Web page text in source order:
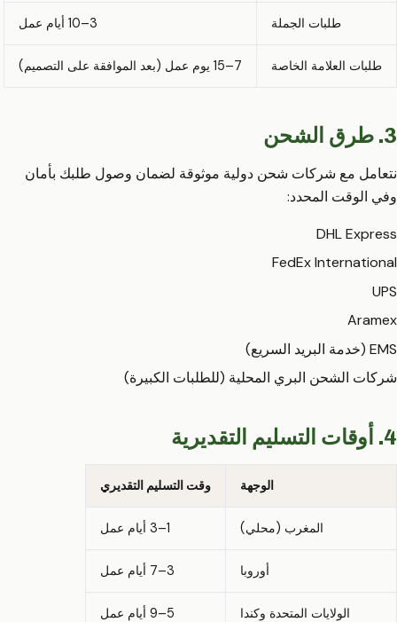
طلبات الجملة 3–10 أيام عمل
طلبات العلامة الخاصة 7–15 يوم عمل (بعد الموافقة على التصميم)
3. طرق الشحن
نتعامل مع شركات شحن دولية موثوقة لضمان وصول طلبك بأمان
وفي الوقت المحدد:
DHL Express
FedEx International
UPS
Aramex
EMS (خدمة البريد السريع)
شركات الشحن البري المحلية (للطلبات الكبيرة)
4. أوقات التسليم التقديرية
الوجهة وقت التسليم التقديري
المغرب (محلي) 1–3 أيام عمل
أوروبا 3–7 أيام عمل
الولايات المتحدة وكندا 5–9 أيام عمل